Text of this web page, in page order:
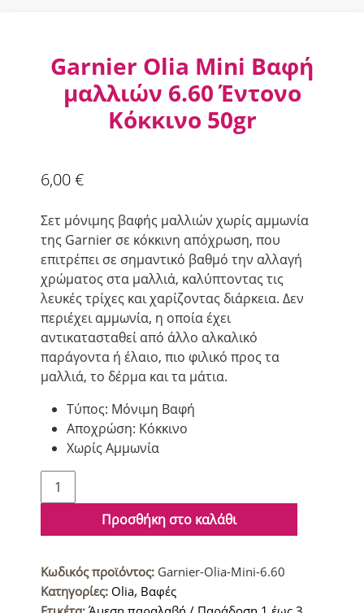
Garnier Olia Mini Βαφή
μαλλιών 6.60 Έντονο
Κόκκινο 50gr
6,00€
Σετ μόνιμης βαφής μαλλιών χωρίς αμμωνία
της Garnier σε κόκκινη απόχρωση, που
επιτρέπει σε σημαντικό βαθμό την αλλαγή
χρώματος στα μαλλιά, καλύπτοντας τις
λευκές τρίχες και χαρίζοντας διάρκεια. Δεν
περιέχει αµµωνία, η οποία έχει
αντικατασταθεί από άλλο αλκαλικό
παράγοντα ή έλαιο, πιο φιλικό προς τα
μαλλιά, το δέρμα και τα μάτια.
Τύπος: Μόνιμη Βαφή
Αποχρώση: Κόκκινο
Χωρίς Αμμωνία
Garnier
Olia
Βαφή
6.60
Έντονο
Προσθήκη στο καλάθι
Κωδικός προϊόντος: Garnier-Olia-Mini-6.60
Κατηγορίες: Olia, Βαφές